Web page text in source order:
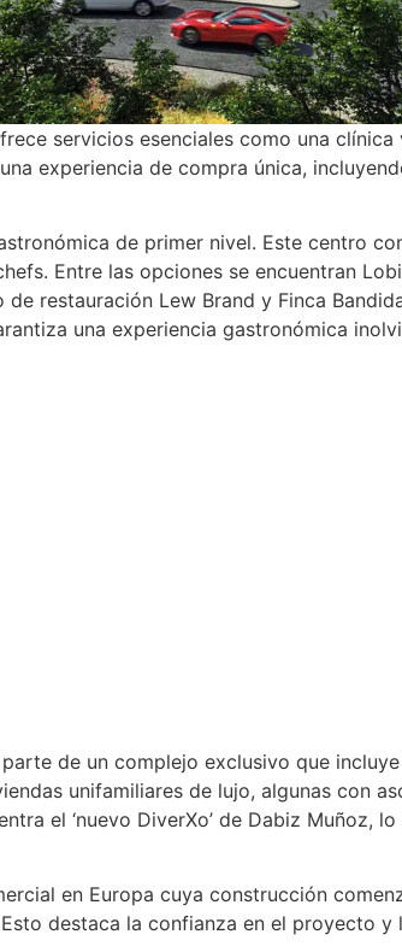
servicios esenciales como una
experiencia de compra única,
de primer nivel. Este centro
Entre las opciones se encuentran
restauración Lew Brand y Finca
una experiencia gastronómica
de un complejo exclusivo que
unifamiliares de lujo, algunas con
el ‘nuevo DiverXo’ de Dabiz Muñoz,
en Europa cuya construcción
destaca la confianza en el proyecto y